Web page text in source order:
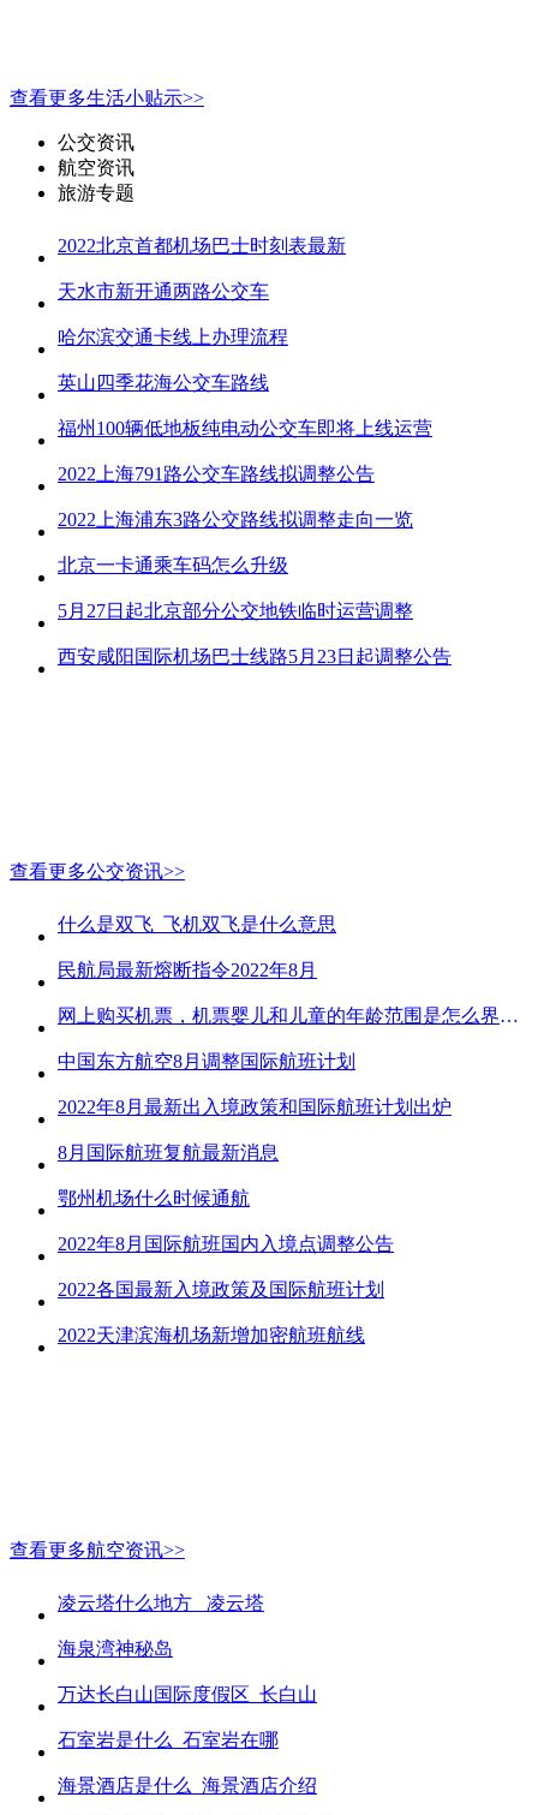
查看更多生活小贴示>>
公交资讯
航空资讯
旅游专题
2022北京首都机场巴士时刻表最新
天水市新开通两路公交车
哈尔滨交通卡线上办理流程
英山四季花海公交车路线
福州100辆低地板纯电动公交车即将上线运营
2022上海791路公交车路线拟调整公告
2022上海浦东3路公交路线拟调整走向一览
北京一卡通乘车码怎么升级
5月27日起北京部分公交地铁临时运营调整
西安咸阳国际机场巴士线路5月23日起调整公告
查看更多公交资讯>>
什么是双飞_飞机双飞是什么意思
民航局最新熔断指令2022年8月
网上购买机票，机票婴儿和儿童的年龄范围是怎么界定的？
中国东方航空8月调整国际航班计划
2022年8月最新出入境政策和国际航班计划出炉
8月国际航班复航最新消息
鄂州机场什么时候通航
2022年8月国际航班国内入境点调整公告
2022各国最新入境政策及国际航班计划
2022天津滨海机场新增加密航班航线
查看更多航空资讯>>
凌云塔什么地方_ 凌云塔
海泉湾神秘岛
万达长白山国际度假区_长白山
石室岩是什么_石室岩在哪
海景酒店是什么_海景酒店介绍